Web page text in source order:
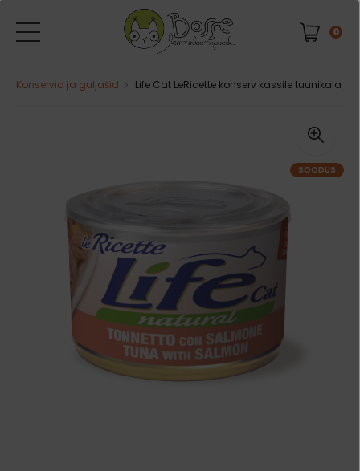
0
Konservid ja guljašid Life Cat LeRicette konserv kassile tuunikala ja
SOODUS